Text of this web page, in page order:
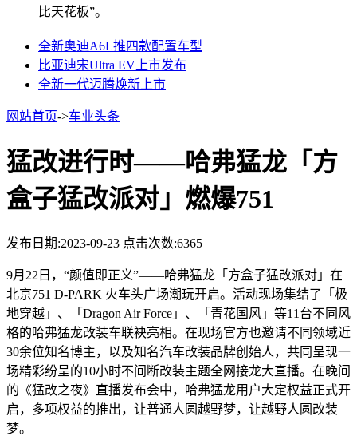
比天花板”。
全新奥迪A6L推四款配置车型
比亚迪宋Ultra EV上市发布
全新一代迈腾焕新上市
网站首页->车业头条
猛改进行时——哈弗猛龙「方
盒子猛改派对」燃爆751
发布日期:2023-09-23 点击次数:6365
9月22日，“颜值即正义”——哈弗猛龙「方盒子猛改派对」在
北京751 D-PARK 火车头广场潮玩开启。活动现场集结了「极
地穿越」、「Dragon Air Force」、「青花国风」等11台不同风
格的哈弗猛龙改装车联袂亮相。在现场官方也邀请不同领域近
30余位知名博主，以及知名汽车改装品牌创始人，共同呈现一
场精彩纷呈的10小时不间断改装主题全网接龙大直播。在晚间
的《猛改之夜》直播发布会中，哈弗猛龙用户大定权益正式开
启，多项权益的推出，让普通人圆越野梦，让越野人圆改装
梦。